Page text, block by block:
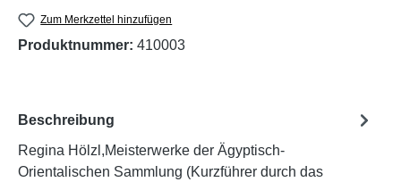
Zum Merkzettel hinzufügen
Produktnummer: 410003
Beschreibung
Regina Hölzl,Meisterwerke der Ägyptisch-
Orientalischen Sammlung (Kurzführer durch das